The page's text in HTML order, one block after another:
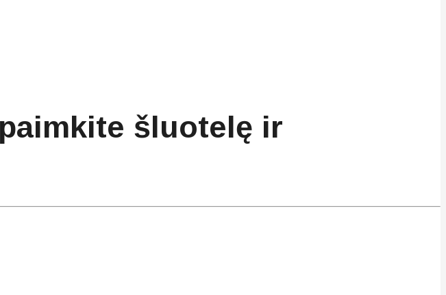
šluotelę ir